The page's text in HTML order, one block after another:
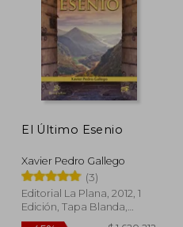
El Último Esenio
Xavier Pedro Gallego
(3)
Editorial La Plana, 2012, 1
Edición, Tapa Blanda,
Usado